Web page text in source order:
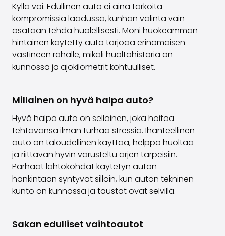
Kyllä voi. Edullinen auto ei aina tarkoita
kompromissia laadussa, kunhan valinta vain
osataan tehdä huolellisesti. Moni huokeamman
hintainen käytetty auto tarjoaa erinomaisen
vastineen rahalle, mikäli huoltohistoria on
kunnossa ja ajokilometrit kohtuulliset.
Millainen on hyvä halpa auto?
Hyvä halpa auto on sellainen, joka hoitaa
tehtävänsä ilman turhaa stressiä. Ihanteellinen
auto on taloudellinen käyttää, helppo huoltaa
ja riittävän hyvin varusteltu arjen tarpeisiin.
Parhaat lähtökohdat käytetyn auton
hankintaan syntyvät silloin, kun auton tekninen
kunto on kunnossa ja taustat ovat selvillä.
Sakan edulliset vaihtoautot